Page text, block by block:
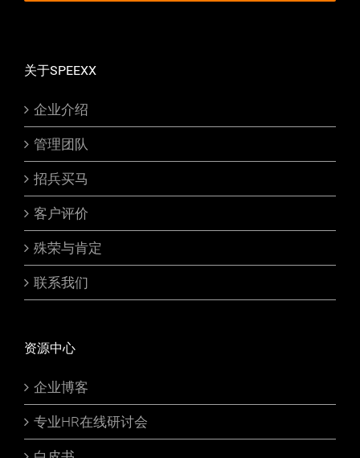
关于SPEEXX
企业介绍
管理团队
招兵买马
客户评价
殊荣与肯定
联系我们
资源中心
企业博客
专业HR在线研讨会